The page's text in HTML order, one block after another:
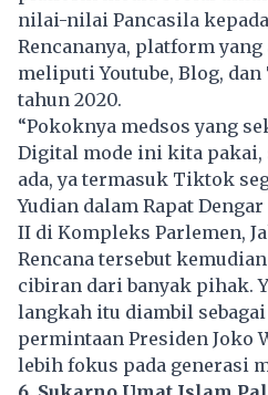
nilai-nilai Pancasila
Rencananya, platform
meliputi Youtube, Blog,
tahun 2020.
“Pokoknya medsos yang
Digital mode ini kita pakai,
ada, ya termasuk Tiktok
Yudian dalam Rapat
II di Kompleks Parlemen,
Rencana tersebut
cibiran dari banyak pihak.
langkah itu diambil
permintaan Presiden Joko
lebih fokus pada generasi